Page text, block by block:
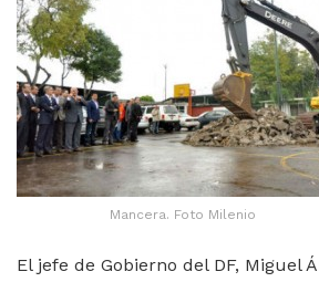
Mancera. Foto Milenio
El jefe de Gobierno del DF, Miguel